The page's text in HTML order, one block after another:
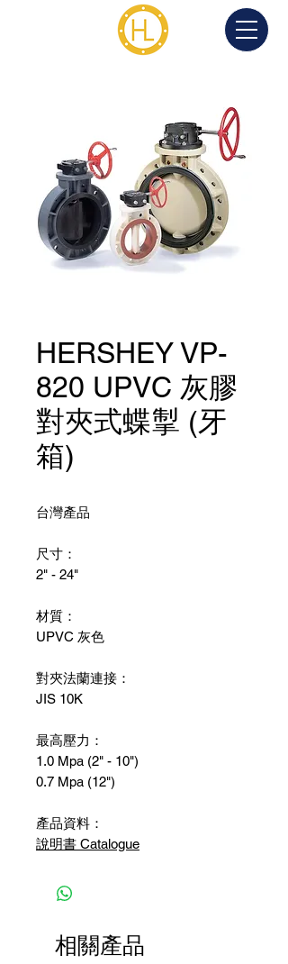
HERSHEY VP-
820 UPVC 灰膠
對夾式蝶掣 (牙
箱)
台灣產品
尺寸：
2" - 24"
材質：
UPVC 灰色
對夾法蘭連接：
JIS 10K
最高壓力：
1.0 Mpa (2" - 10")
0.7 Mpa (12")
產品資料：
說明書 Catalogue
相關產品